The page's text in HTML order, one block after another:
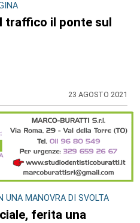
traffico il ponte sul
23 AGOSTO 2021
UNA MANOVRA DI SVOLTA
ferita una